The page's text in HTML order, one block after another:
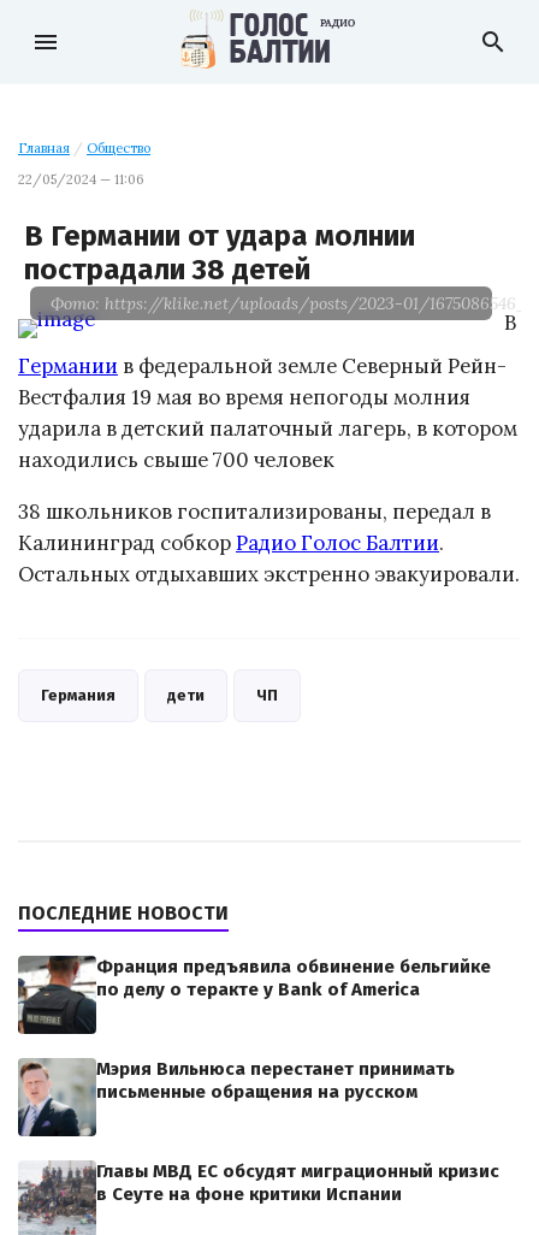
menu search
Главная / Общество
22/05/2024 — 11:06
В Германии от удара молнии
пострадали 38 детей
Фото: https://klike.net/uploads/posts/2023-01/
В
Германии в федеральной земле Северный Рейн-
Вестфалия 19 мая во время непогоды молния
ударила в детский палаточный лагерь, в котором
находились свыше 700 человек
38 школьников госпитализированы, передал в
Калининград собкорРадио Голос Балтии.
Остальных отдыхавших экстренно эвакуировали.
Германия дети ЧП
ПОСЛЕДНИЕ НОВОСТИ
Франция предъявила обвинение бельгийке
по делу о теракте у Bank of America
Мэрия Вильнюса перестанет принимать
письменные обращения на русском
Главы МВД ЕС обсудят миграционный кризис
в Сеуте на фоне критики Испании